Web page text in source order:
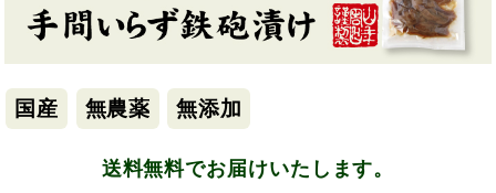
国産 無農薬 無添加
送料無料でお届けいたします。